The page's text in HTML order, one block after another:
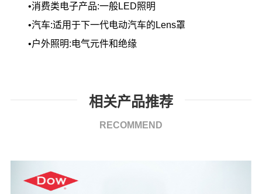
•消费类电子产品:一般LED照明
•汽车:适用于下一代电动汽车的Lens罩
•户外照明:电气元件和绝缘
相关产品推荐
RECOMMEND